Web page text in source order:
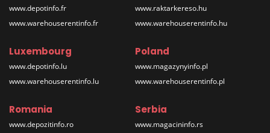
www.depotinfo.fr
www.warehouserentinfo.fr
www.raktarkereso.hu
www.warehouserentinfo.hu
Luxembourg
www.depotinfo.lu
www.warehouserentinfo.lu
Poland
www.magazynyinfo.pl
www.warehouserentinfo.pl
Romania
www.depozitinfo.ro
Serbia
www.magacininfo.rs